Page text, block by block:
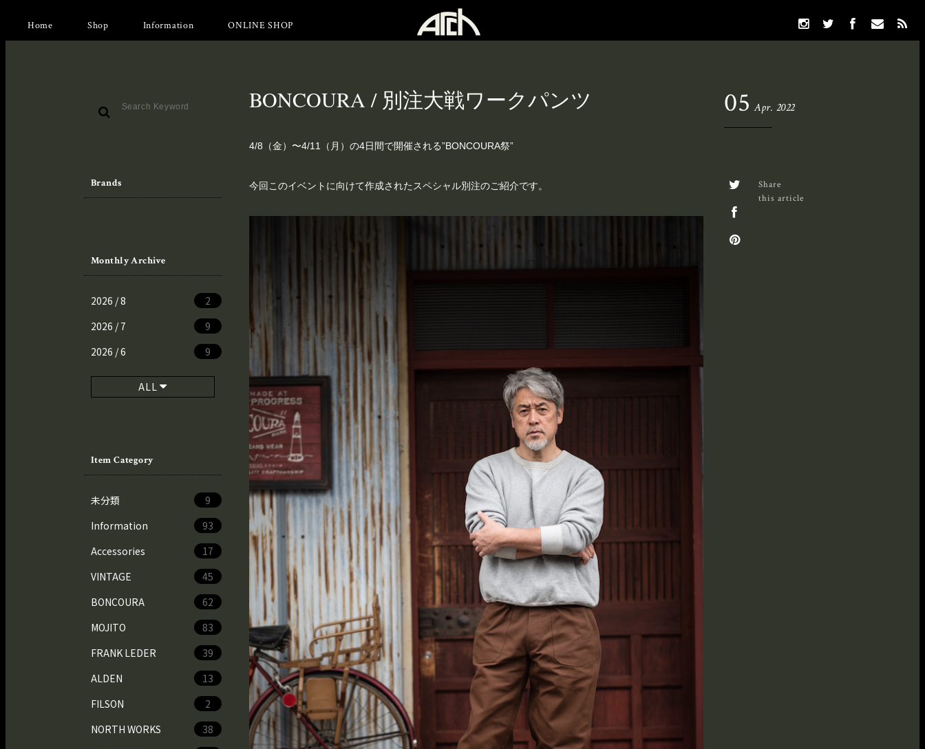
Home Shop Information ONLINE SHOP
Brands
Monthly Archive
2026 / 8
2
2026 / 7
9
2026 / 6
9
ALL
Item Category
未分類
9
Information
93
Accessories
17
VINTAGE
45
BONCOURA
62
MOJITO
83
FRANK LEDER
39
ALDEN
13
FILSON
2
NORTH WORKS
38
BONCOURA / 別注大戦ワークパンツ 05 Apr. 2022
Share
this article
4/8（金）〜4/11（月）の4日間で開催される”BONCOURA祭”
今回このイベントに向けて作成されたスペシャル別注のご紹介です。